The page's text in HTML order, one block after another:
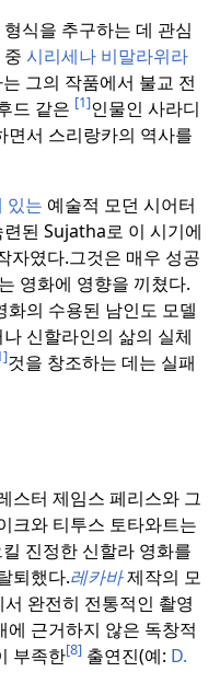
식을 추구하는 데 관심
시리세나 비말라위라
그의 작품에서 불교 전
드 같은 [1]인물인 사라디
면서 스리랑카의 역사를
있는 예술적 모던 시어터
된 Sujatha로 이 시기에
자였다.그것은 매우 성공
영화에 영향을 끼쳤다.
의 수용된 남인도 모델
나 신할라인의 삶의 실체
것을 창조하는 데는 실패
스터 제임스 페리스와 그
크와 티투스 토타와트는
진정한 신할라 영화를
퇴했다.레카바제작의 모
완전히 전통적인 촬영
근거하지 않은 독창적
부족한[8] 출연진(예: D.